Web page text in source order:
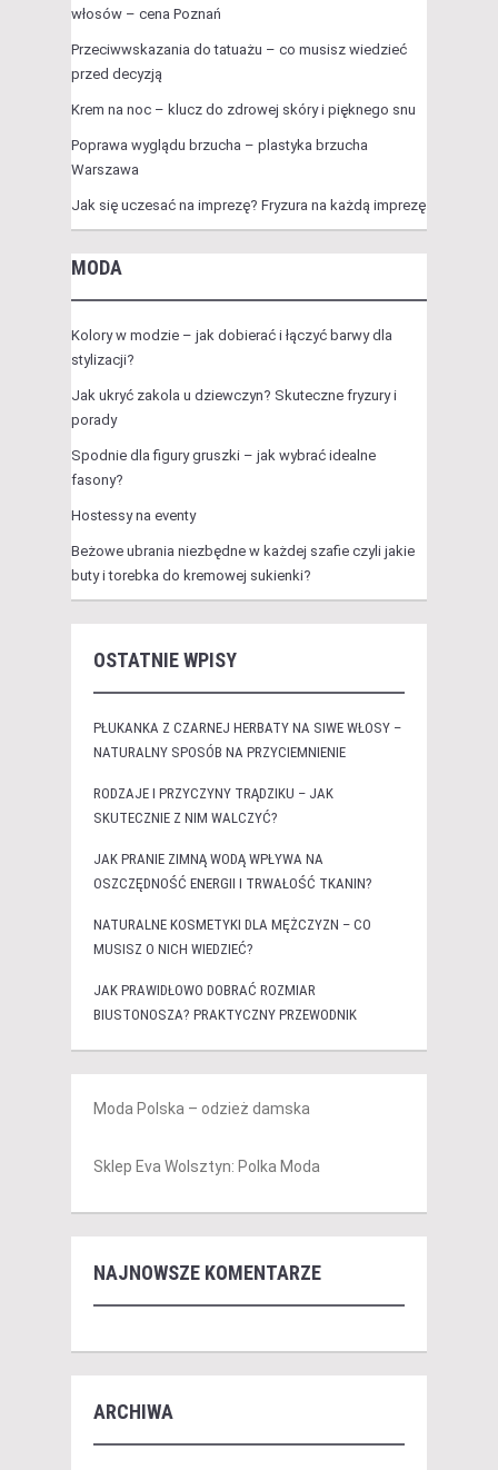
włosów – cena Poznań
Przeciwwskazania do tatuażu – co musisz wiedzieć
przed decyzją
Krem na noc – klucz do zdrowej skóry i pięknego snu
Poprawa wyglądu brzucha – plastyka brzucha
Warszawa
Jak się uczesać na imprezę? Fryzura na każdą imprezę
MODA
Kolory w modzie – jak dobierać i łączyć barwy dla
stylizacji?
Jak ukryć zakola u dziewczyn? Skuteczne fryzury i
porady
Spodnie dla figury gruszki – jak wybrać idealne
fasony?
Hostessy na eventy
Beżowe ubrania niezbędne w każdej szafie czyli jakie
buty i torebka do kremowej sukienki?
OSTATNIE WPISY
PŁUKANKA Z CZARNEJ HERBATY NA SIWE WŁOSY –
NATURALNY SPOSÓB NA PRZYCIEMNIENIE
RODZAJE I PRZYCZYNY TRĄDZIKU – JAK
SKUTECZNIE Z NIM WALCZYĆ?
JAK PRANIE ZIMNĄ WODĄ WPŁYWA NA
OSZCZĘDNOŚĆ ENERGII I TRWAŁOŚĆ TKANIN?
NATURALNE KOSMETYKI DLA MĘŻCZYZN – CO
MUSISZ O NICH WIEDZIEĆ?
JAK PRAWIDŁOWO DOBRAĆ ROZMIAR
BIUSTONOSZA? PRAKTYCZNY PRZEWODNIK
Moda Polska – odzież damska
Sklep Eva Wolsztyn: Polka Moda
NAJNOWSZE KOMENTARZE
ARCHIWA